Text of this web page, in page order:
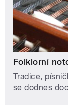
Folklorní
Tradice,
se dodnes